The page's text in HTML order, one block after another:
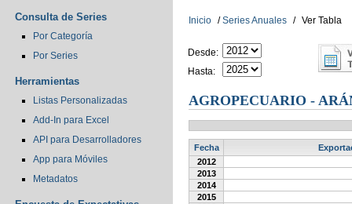
Consulta de Series
Por Categoría
Por Series
Herramientas
Listas Personalizadas
Add-In para Excel
API para Desarrolladores
App para Móviles
Metadatos
Inicio / Series Anuales / Ver Tabla
Desde:
Hasta:
AGROPECUARIO -
Fecha
2012
2013
2014
2015